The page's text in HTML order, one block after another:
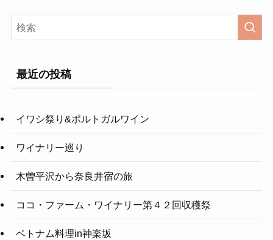
最近の投稿
イワシ祭り&ポルトガルワイン
ワイナリー巡り
木曽平沢から奈良井宿の旅
ココ・ファーム・ワイナリー第４２回収穫祭
ベトナム料理in神楽坂